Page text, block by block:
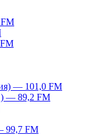
— 101,0 FM
— 89,2 FM
99,7 FM